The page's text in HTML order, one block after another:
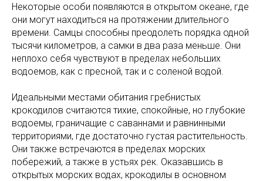
Некоторые особи появляются в открытом океане, где
они могут находиться на протяжении длительного
времени. Самцы способны преодолеть порядка одной
тысячи километров, а самки в два раза меньше. Они
неплохо себя чувствуют в пределах небольших
водоемов, как с пресной, так и с соленой водой.
Идеальными местами обитания гребнистых
крокодилов считаются тихие, спокойные, но глубокие
водоемы, граничащие с саваннами и равнинными
территориями, где достаточно густая растительность.
Они также встречаются в пределах морских
побережий, а также в устьях рек. Оказавшись в
открытых морских водах, крокодилы в основном